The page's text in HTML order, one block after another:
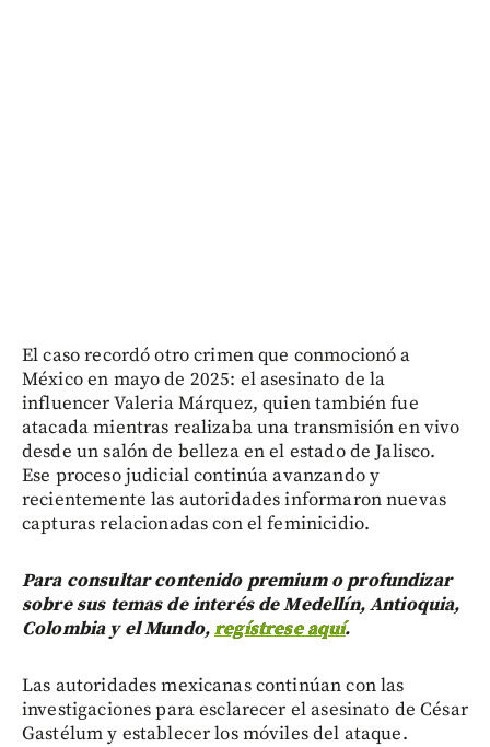
El caso recordó otro crimen que conmocionó a
México en mayo de 2025: el asesinato de la
influencer Valeria Márquez, quien también fue
atacada mientras realizaba una transmisión en vivo
desde un salón de belleza en el estado de Jalisco.
Ese proceso judicial continúa avanzando y
recientemente las autoridades informaron nuevas
capturas relacionadas con el feminicidio.
Para consultar contenido premium o profundizar
sobre sus temas de interés de Medellín, Antioquia,
Colombia y el Mundo,regístrese aquí.
Las autoridades mexicanas continúan con las
investigaciones para esclarecer el asesinato de César
Gastélum y establecer los móviles del ataque.